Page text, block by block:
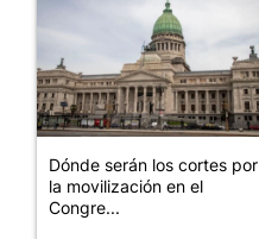
Dónde serán los cortes por
la movilización en el
Congre...